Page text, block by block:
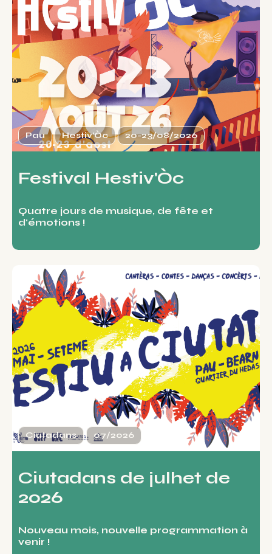
Pau Hestiv'Òc 20-23/08/2026
Festival Hestiv'Òc
Quatre jours de musique, de fête et
d'émotions !
Ciutadans 07/2026
Ciutadans de julhet de
2026
Nouveau mois, nouvelle programmation à
venir !